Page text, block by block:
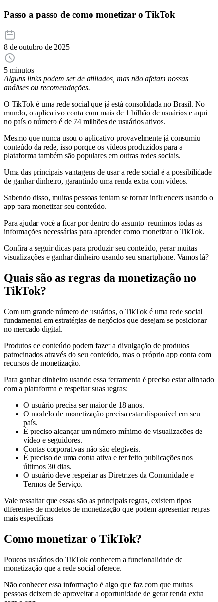
Passo a passo de como monetizar o TikTok
8 de outubro de 2025
5 minutos
Alguns links podem ser de afiliados, mas não afetam nossas
análises ou recomendações.
O TikTok é uma rede social que já está consolidada no Brasil. No
mundo, o aplicativo conta com mais de 1 bilhão de usuários e aqui
no país o número é de 74 milhões de usuários ativos.
Mesmo que nunca usou o aplicativo provavelmente já consumiu
conteúdo da rede, isso porque os vídeos produzidos para a
plataforma também são populares em outras redes sociais.
Uma das principais vantagens de usar a rede social é a possibilidade
de ganhar dinheiro, garantindo uma renda extra com vídeos.
Sabendo disso, muitas pessoas tentam se tornar influencers usando o
app para monetizar seu conteúdo.
Para ajudar você a ficar por dentro do assunto, reunimos todas as
informações necessárias para aprender como monetizar o TikTok.
Confira a seguir dicas para produzir seu conteúdo, gerar muitas
visualizações e ganhar dinheiro usando seu smartphone. Vamos lá?
Quais são as regras da monetização no
TikTok?
Com um grande número de usuários, o TikTok é uma rede social
fundamental em estratégias de negócios que desejam se posicionar
no mercado digital.
Produtos de conteúdo podem fazer a divulgação de produtos
patrocinados através do seu conteúdo, mas o próprio app conta com
recursos de monetização.
Para ganhar dinheiro usando essa ferramenta é preciso estar alinhado
com a plataforma e respeitar suas regras:
O usuário precisa ser maior de 18 anos.
O modelo de monetização precisa estar disponível em seu
país.
É preciso alcançar um número mínimo de visualizações de
vídeo e seguidores.
Contas corporativas não são elegíveis.
É preciso de uma conta ativa e ter feito publicações nos
últimos 30 dias.
O usuário deve respeitar as Diretrizes da Comunidade e
Termos de Serviço.
Vale ressaltar que essas são as principais regras, existem tipos
diferentes de modelos de monetização que podem apresentar regras
mais específicas.
Como monetizar o TikTok?
Poucos usuários do TikTok conhecem a funcionalidade de
monetização que a rede social oferece.
Não conhecer essa informação é algo que faz com que muitas
pessoas deixem de aproveitar a oportunidade de gerar renda extra